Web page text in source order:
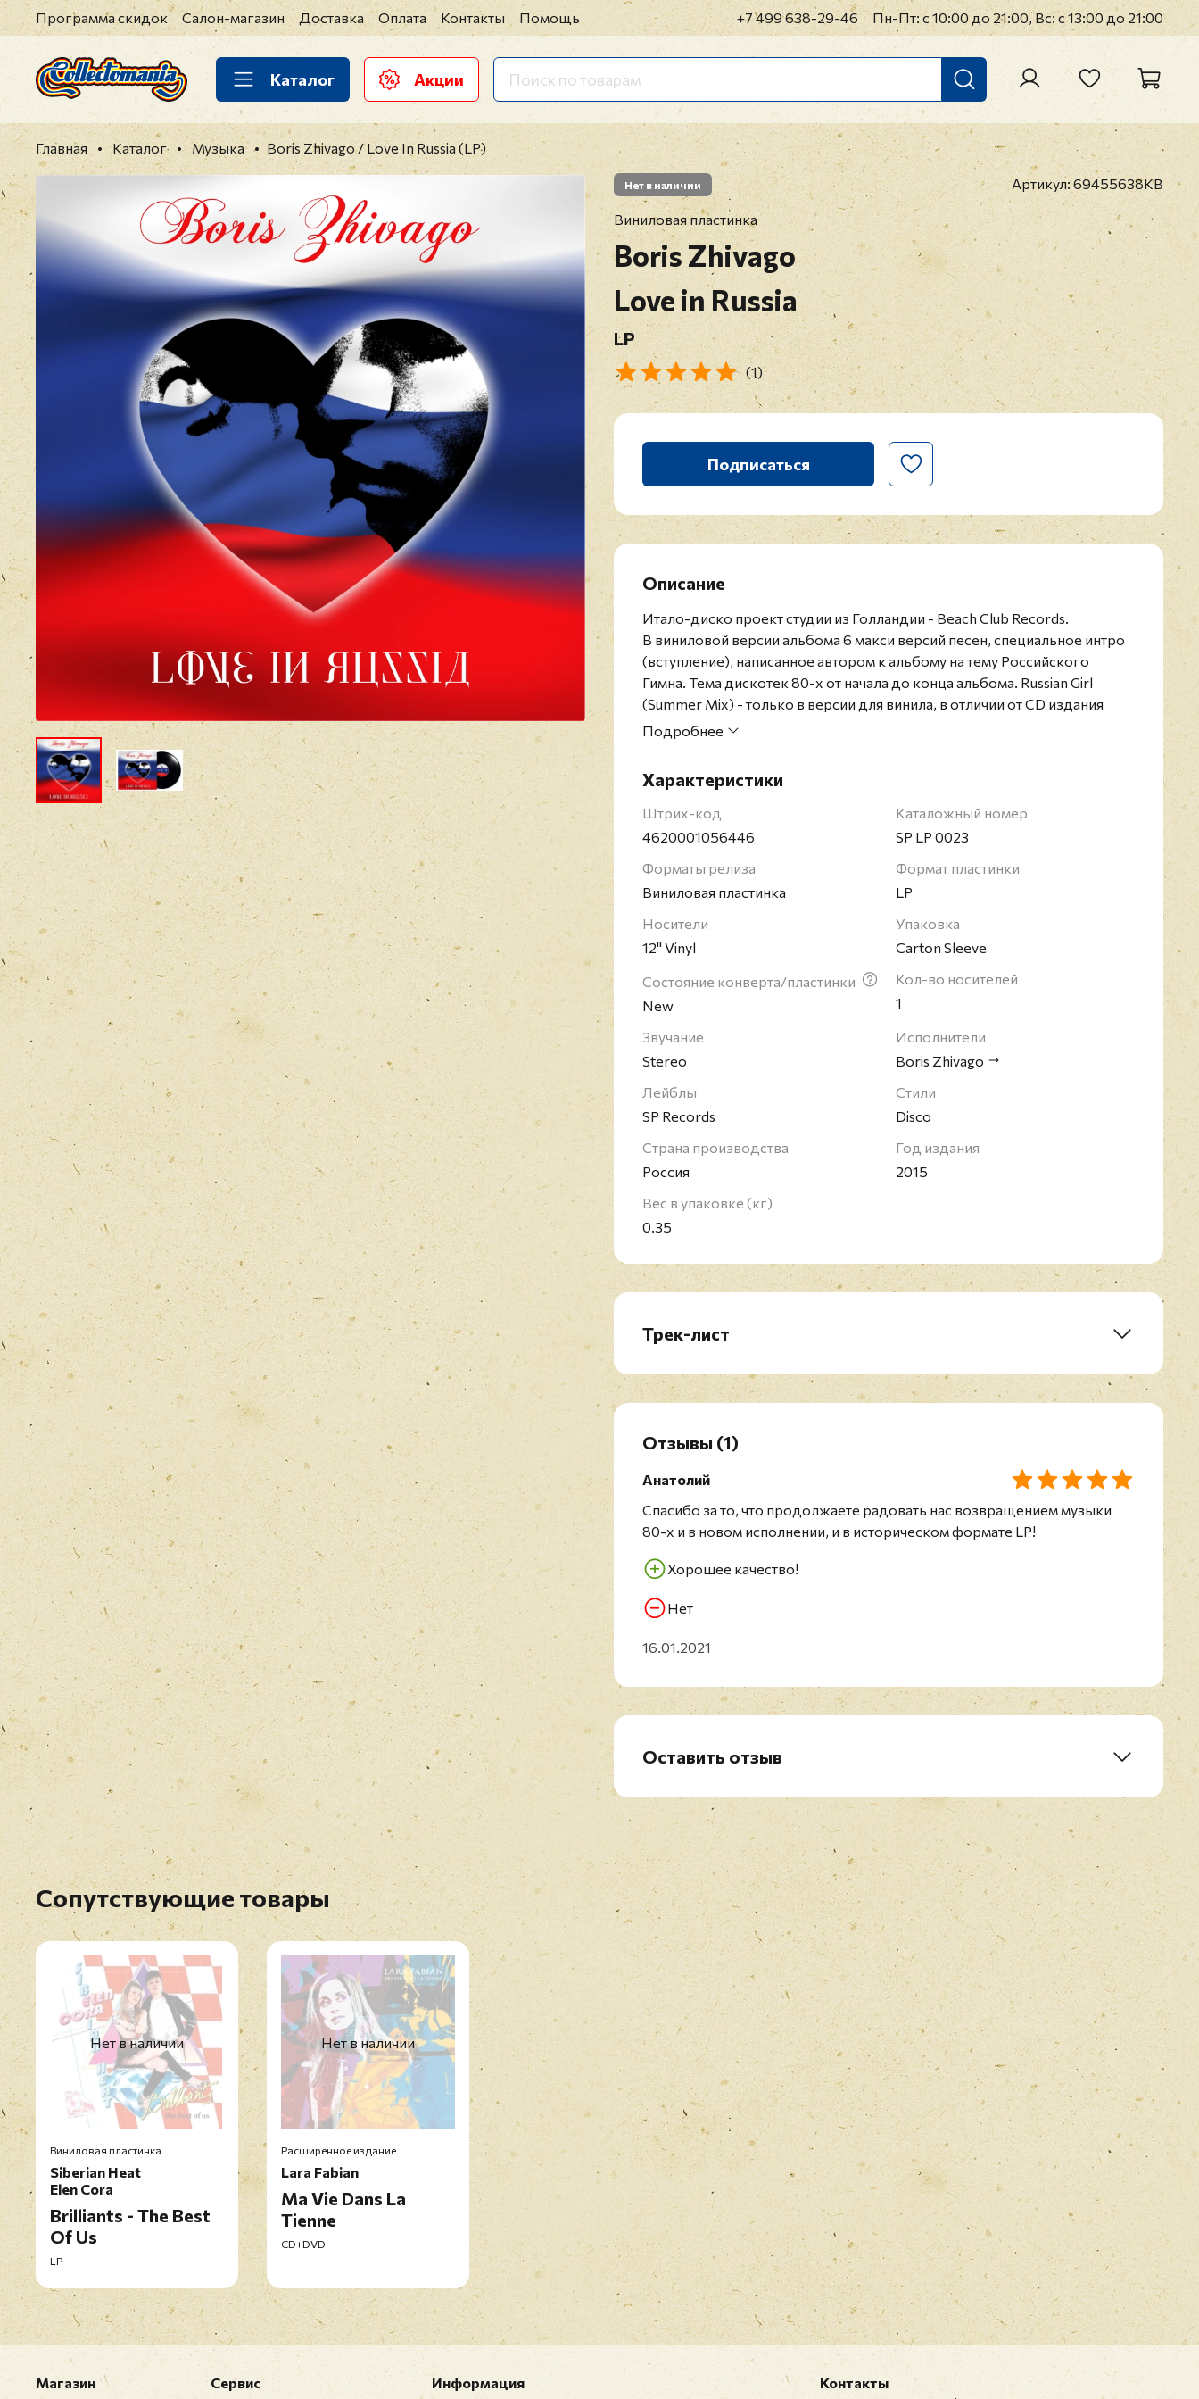
Программа скидок Салон-магазин Доставка Оплата Контакты Помощь +7 499 638-29-46 Пн-Пт: с 10:00 до 21:00, Вс: с 13:00 до 21:00
Каталог Акции
Главная Каталог Музыка Boris Zhivago / Love In Russia (LP)
Нет в наличии Артикул:69455638KB
Виниловая пластинка
Boris Zhivago
Love in Russia
LP
(1)
Подписаться
Описание
Итало-диско проект студии из Голландии - Beach Club Records.
В виниловой версии альбома 6 макси версий песен, специальное интро
(вступление), написанное автором к альбому на тему Российского
Гимна. Тема дискотек 80-х от начала до конца альбома. Russian Girl
(Summer Mix) - только в версии для винила, в отличии от CD издания
альбома, где ее нет. Песня One Day (LP Version) так же в специальной
альбома. Ограниченный тираж 250 копий.
Подробнее
Характеристики
Штрих-код
4620001056446
Каталожный номер
SP LP 0023
Форматы релиза
Виниловая пластинка
Формат пластинки
LP
Носители
12" Vinyl
Упаковка
Carton Sleeve
Состояние конверта/пластинки
New
Кол-во носителей
1
Звучание
Stereo
Исполнители
Boris Zhivago
Лейблы
SP Records
Стили
Disco
Страна производства
Россия
Год издания
2015
Вес в упаковке (кг)
0.35
Трек-лист
A2. Love In Russia
A3. In The Streets Of Moscow
B1. In A World Of Fantasy
B3. One Day (LP Version)
Отзывы (1)
Анатолий
Спасибо за то, что продолжаете радовать нас возвращением музыки
80-х и в новом исполнении, и в историческом формате LP!
Хорошее качество!
Нет
16.01.2021
Оставить отзыв
E-mail *
Отзыв
Прикрепить фото
Оставить отзыв
Перед публикацией отзывы проходят модерацию
Сопутствующие товары
Нет в наличии
Виниловая пластинка
Siberian Heat
Elen Cora
Brilliants - The Best
Of Us
LP
Нет в наличии
Расширенное издание
Lara Fabian
Ma Vie Dans La
Tienne
CD+DVD
Магазин
Сервис
Информация
Контакты